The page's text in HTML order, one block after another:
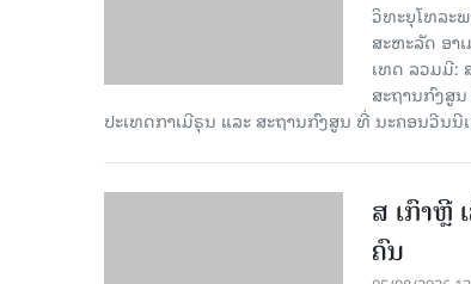
ວິທະຍຸໂທລະພ
ສະຫະລັດ ອາ
ເທດ ລວມມີ:
ສະຖານກົງສູ
ປະເທດກາເ​ມີຣຸນ ແລະ ສະຖານກົງສູນ ທີ່ ນະຄອນວີນນີ
ສ ເກົາຫຼີ
ຄົນ